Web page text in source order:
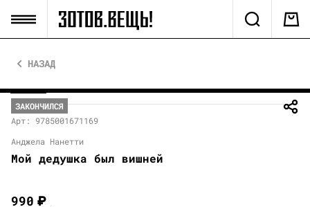
НАЗАД
ЗАКОНЧИЛСЯ
Арт: 9785001671169
Анджела Нанетти
Мой дедушка был вишней
990₽